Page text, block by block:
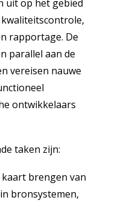
uit op het gebied
rapportage. De
parallel aan de
vereisen nauwe
ontwikkelaars
taken zijn:
kaart brengen van
bronsystemen,